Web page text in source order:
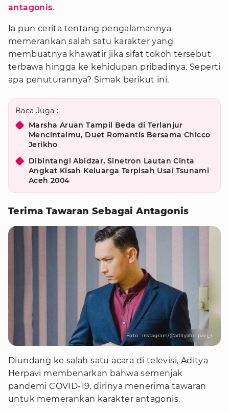
antagonis.
Ia pun cerita tentang pengalamannya
memerankan salah satu karakter yang
membuatnya khawatir jika sifat tokoh tersebut
terbawa hingga ke kehidupan pribadinya. Seperti
apa penuturannya? Simak berikut ini.
Baca Juga :
Marsha Aruan Tampil Beda di Terlanjur
Mencintaimu, Duet Romantis Bersama Chicco
Jerikho
Dibintangi Abidzar, Sinetron Lautan Cinta
Angkat Kisah Keluarga Terpisah Usai Tsunami
Aceh 2004
Terima Tawaran Sebagai Antagonis
Foto : Instagram/@adityaherpavi_r
Diundang ke salah satu acara di televisi, Aditya
Herpavi membenarkan bahwa semenjak
pandemi COVID-19, dirinya menerima tawaran
untuk memerankan karakter antagonis.